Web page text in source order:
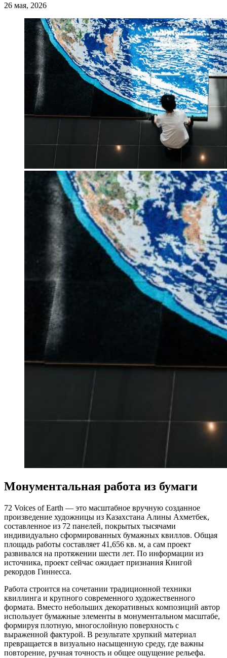
26 мая, 2026
Монументальная работа из бумаги
72 Voices of Earth — это масштабное вручную созданное
произведение художницы из Казахстана Алины Ахметбек,
составленное из 72 панелей, покрытых тысячами
индивидуально сформированных бумажных квиллов. Общая
площадь работы составляет 41,656 кв. м, а сам проект
развивался на протяжении шести лет. По информации из
источника, проект сейчас ожидает признания Книгой
рекордов Гиннесса.
Работа строится на сочетании традиционной техники
квиллинга и крупного современного художественного
формата. Вместо небольших декоративных композиций автор
использует бумажные элементы в монументальном масштабе,
формируя плотную, многослойную поверхность с
выраженной фактурой. В результате хрупкий материал
превращается в визуально насыщенную среду, где важны
повторение, ручная точность и общее ощущение рельефа.